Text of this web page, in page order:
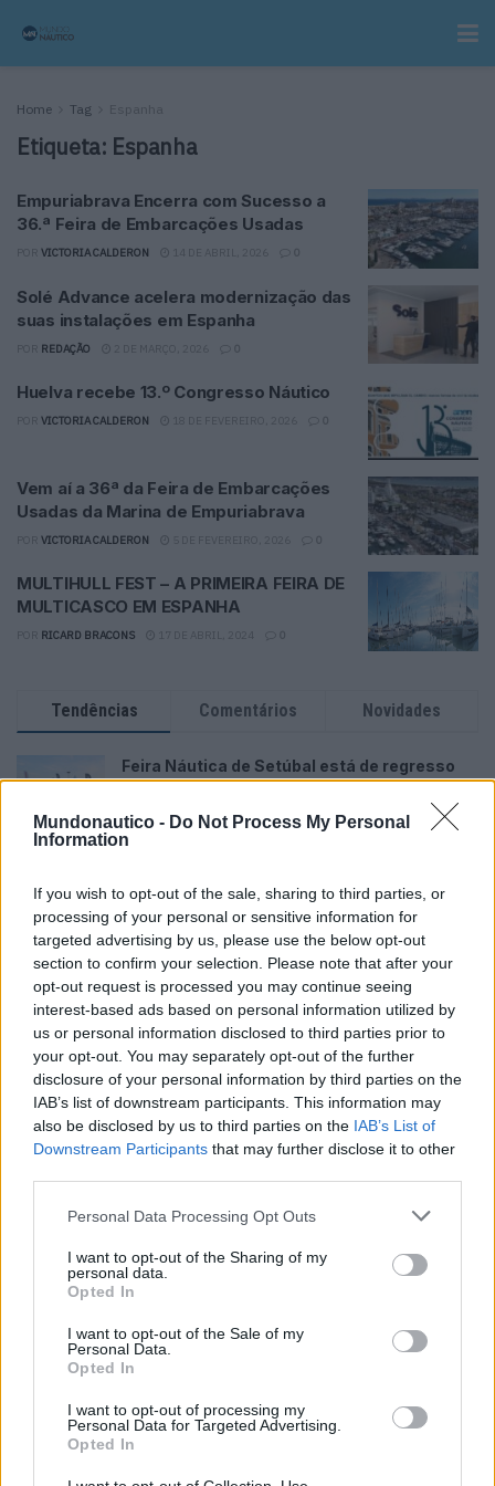
Mundonautico - Do Not Process My Personal
Information
If you wish to opt-out of the sale, sharing to third parties, or
processing of your personal or sensitive information for
targeted advertising by us, please use the below opt-out
section to confirm your selection. Please note that after your
opt-out request is processed you may continue seeing
interest-based ads based on personal information utilized by
us or personal information disclosed to third parties prior to
your opt-out. You may separately opt-out of the further
disclosure of your personal information by third parties on the
IAB’s list of downstream participants. This information may
also be disclosed by us to third parties on the IAB’s List of
Downstream Participants that may further disclose it to other
Personal Data Processing Opt Outs
I want to opt-out of the Sharing of my
personal data.
Opted In
I want to opt-out of the Sale of my
Personal Data.
Opted In
I want to opt-out of processing my
Personal Data for Targeted Advertising.
Opted In
Home Tag Espanha
Etiqueta: Espanha
Empuriabrava Encerra com Sucesso a
36.ª Feira de Embarcações Usadas
VICTORIA CALDERON 0
Solé Advance acelera modernização das
suas instalações em Espanha
REDAÇÃO 0
Huelva recebe 13.º Congresso Náutico
VICTORIA CALDERON 0
Vem aí a 36ª da Feira de Embarcações
Usadas da Marina de Empuriabrava
VICTORIA CALDERON 0
MULTIHULL FEST – A PRIMEIRA FEIRA DE
MULTICASCO EM ESPANHA
RICARD BRACONS 0
Tendências Comentários Novidades
Feira Náutica de Setúbal está de regresso
A rota dos preços: quanto custa manter um
portuguesas
31 DE JULHO, 2026
CatanaGroup lança primeiro modelo Inboard
Yot e é Made in Portugal
3 DE JUNHO, 2025
Não se perca no mar: Tudo o que precisa
saber sobre Balizagem Marítima
8 DE ABRIL, 2024
Sobre
Informação importante